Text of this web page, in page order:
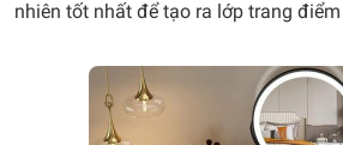
nhiên tốt nhất để tạo ra lớp trang